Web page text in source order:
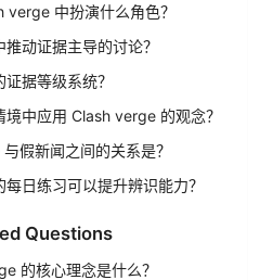
verge 中扮演什么角色？
动证据主导的讨论？
据等级系统？
境中应用 Clash verge 的观念？
假新闻之间的关系是？
日练习可以提升辨识能力？
Questions
的核心理念是什么？